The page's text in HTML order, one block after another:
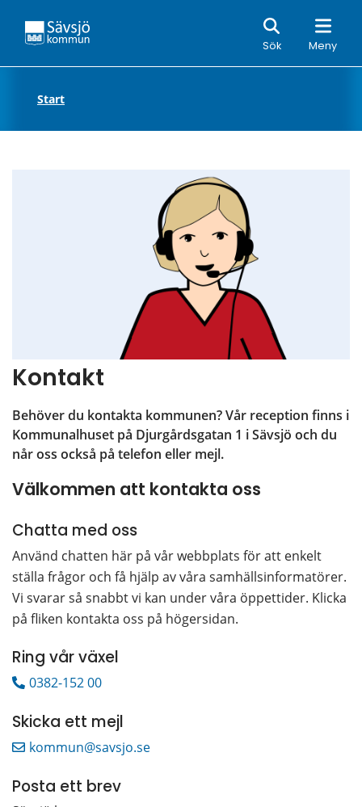
Sök Meny
Sök
Start
Kontakt
Behöver du kontakta kommunen? Vår reception finns i
Kommunalhuset på Djurgårdsgatan 1 i Sävsjö och du
når oss också på telefon eller mejl.
Välkommen att kontakta oss
Chatta med oss
Använd chatten här på vår webbplats för att enkelt
ställa frågor och få hjälp av våra samhällsinformatörer.
Vi svarar så snabbt vi kan under våra öppettider. Klicka
på fliken kontakta oss på högersidan.
Ring vår växel
0382-152 00
Skicka ett mejl
kommun@savsjo.se
Posta ett brev